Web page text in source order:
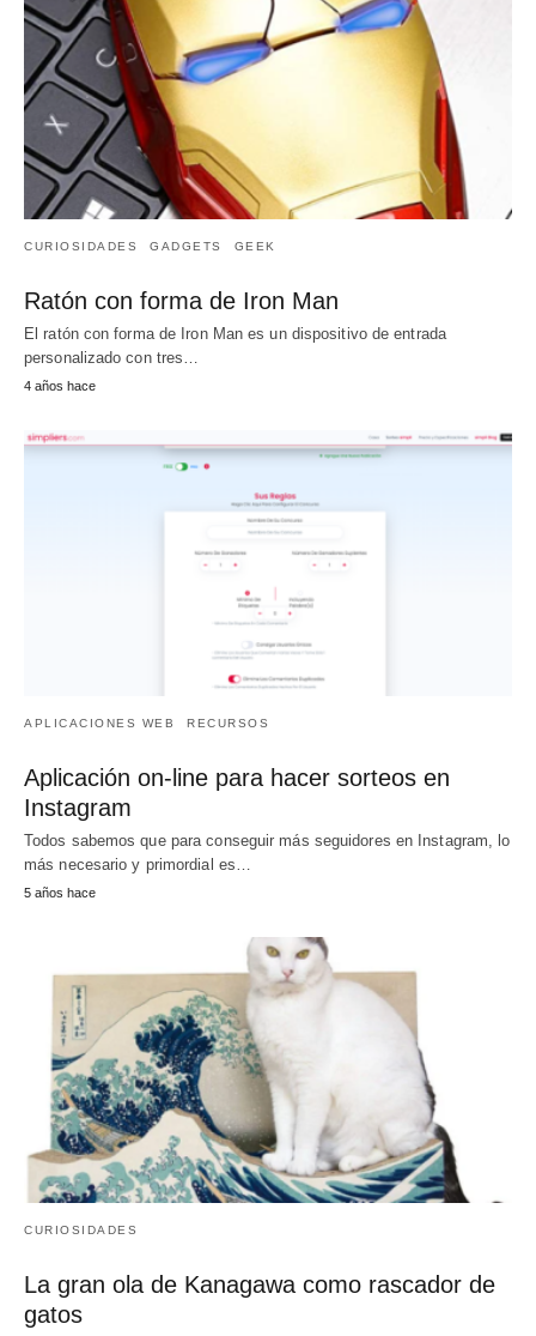
CURIOSIDADES GADGETS GEEK
Ratón con forma de Iron Man
El ratón con forma de Iron Man es un dispositivo de entrada
personalizado con tres…
4 años hace
APLICACIONES WEB RECURSOS
Aplicación on-line para hacer sorteos en
Instagram
Todos sabemos que para conseguir más seguidores en Instagram, lo
más necesario y primordial es…
5 años hace
CURIOSIDADES
La gran ola de Kanagawa como rascador de
gatos